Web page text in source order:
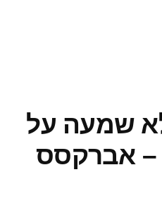
שמעה על
– אברקסס